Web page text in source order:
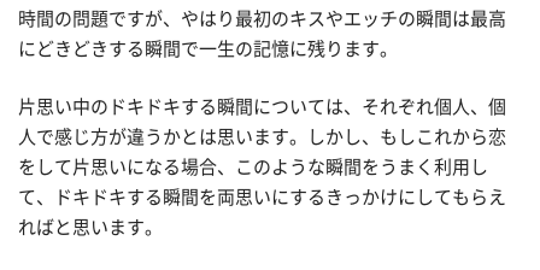
時間の問題ですが、やはり最初のキスやエッチの瞬間は最高
にどきどきする瞬間で一生の記憶に残ります。
片思い中のドキドキする瞬間については、それぞれ個人、個
人で感じ方が違うかとは思います。しかし、もしこれから恋
をして片思いになる場合、このような瞬間をうまく利用し
て、ドキドキする瞬間を両思いにするきっかけにしてもらえ
ればと思います。